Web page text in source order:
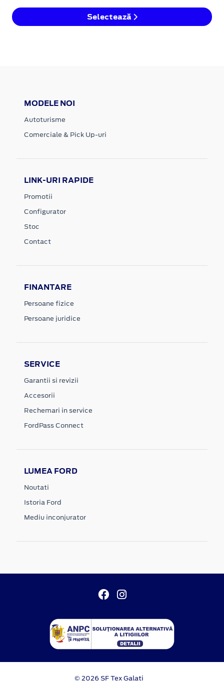
Selectează
MODELE NOI
Autoturisme
Comerciale & Pick Up-uri
LINK-URI RAPIDE
Promotii
Configurator
Stoc
Contact
FINANTARE
Persoane fizice
Persoane juridice
SERVICE
Garantii si revizii
Accesorii
Rechemari in service
FordPass Connect
LUMEA FORD
Noutati
Istoria Ford
Mediu inconjurator
© 2026 SF Tex Galati